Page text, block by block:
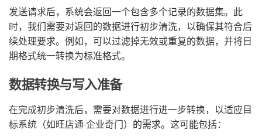
发送请求后，系统会返回一个包含多个记录的数据集。此
时，我们需要对返回的数据进行初步清洗，以确保其符合后
续处理要求。例如，可以过滤掉无效或重复的数据，并将日
期格式统一转换为标准格式。
数据转换与写入准备
在完成初步清洗后，需要对数据进行进一步转换，以适应目
标系统（如旺店通·企业奇门）的需求。这可能包括：